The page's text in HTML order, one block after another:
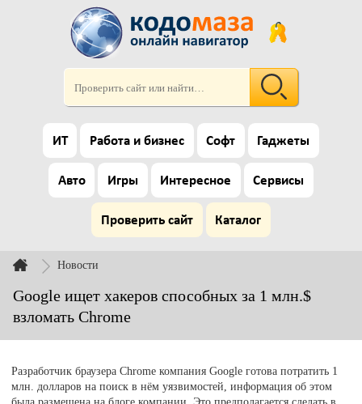
ИТ Работа и бизнес Софт Гаджеты
Авто Игры Интересное Сервисы
Проверить сайт Каталог
Новости
Google ищет хакеров способных за 1 млн.$
взломать Chrome
Разработчик браузера Chrome компания Google готова потратить 1
млн. долларов на поиск в нём уязвимостей, информация об этом